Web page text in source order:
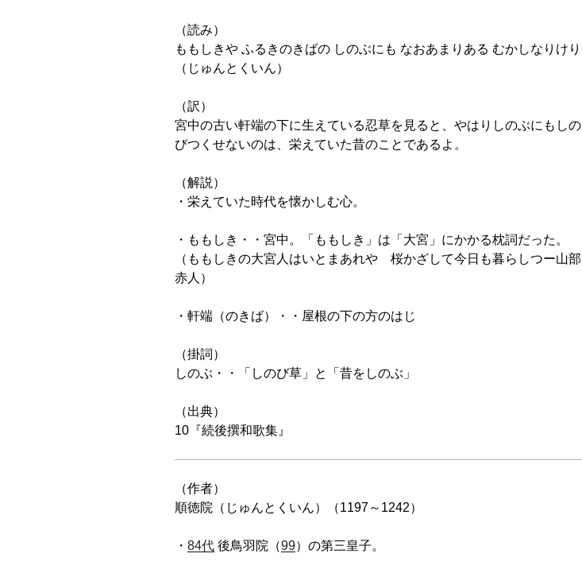
（読み）
ももしきや ふるきのきばの しのぶにも なおあまりある むかしなりけり
（じゅんとくいん）
（訳）
宮中の古い軒端の下に生えている忍草を見ると、やはりしのぶにもしの
びつくせないのは、栄えていた昔のことであるよ。
（解説）
・栄えていた時代を懐かしむ心。
・ももしき・・宮中。「ももしき」は「大宮」にかかる枕詞だった。
（ももしきの大宮人はいとまあれや 桜かざして今日も暮らしつー山部
赤人）
・軒端（のきば）・・屋根の下の方のはじ
（掛詞）
しのぶ・・「しのび草」と「昔をしのぶ」
（出典）
10『続後撰和歌集』
（作者）
順徳院（じゅんとくいん）（1197～1242）
・ 84代 後鳥羽院（99）の第三皇子。